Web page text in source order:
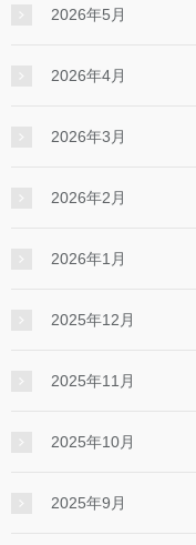
2026年5月
2026年4月
2026年3月
2026年2月
2026年1月
2025年12月
2025年11月
2025年10月
2025年9月